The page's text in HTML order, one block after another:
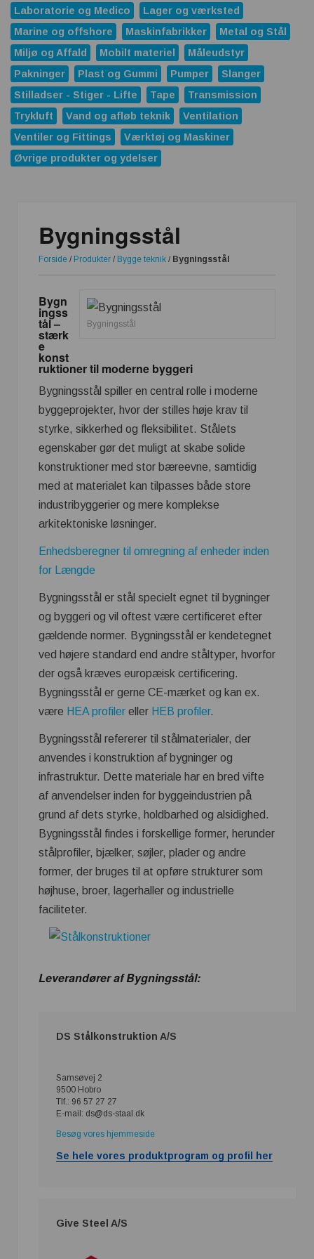
Laboratorie og Medico
Lager og værksted
Marine og offshore
Maskinfabrikker
Metal og Stål
Miljø og Affald
Mobilt materiel
Måleudstyr
Pakninger
Plast og Gummi Pumper
Slanger
Stilladser - Stiger - Lifte
Tape
Transmission
Trykluft
Vand og afløb teknik
Ventilation
Ventiler og Fittings
Værktøj og Maskiner
Øvrige produkter og ydelser
Bygningsstål
Forside / Produkter / Bygge teknik / Bygningsstål
Bygningsstål
Bygn
ingss
tål –
stærk
e
konst
ruktioner til moderne byggeri
Bygningsstål spiller en central rolle i moderne
byggeprojekter, hvor der stilles høje krav til
styrke, sikkerhed og fleksibilitet. Stålets
egenskaber gør det muligt at skabe solide
konstruktioner med stor bæreevne, samtidig
med at materialet kan tilpasses både store
industribyggerier og mere komplekse
arkitektoniske løsninger.
Enhedsberegner til omregning af enheder inden
for Længde
Bygningsstål er stål specielt egnet til bygninger
og byggeri og vil oftest være certificeret efter
gældende normer. Bygningsstål er kendetegnet
ved højere standard end andre ståltyper, hvorfor
der også kræves europæisk certificering.
Bygningsstål er gerne CE-mærket og kan ex.
være HEA profiler eller HEB profiler.
Bygningsstål refererer til stålmaterialer, der
anvendes i konstruktion af bygninger og
infrastruktur. Dette materiale har en bred vifte
af anvendelser inden for byggeindustrien på
grund af dets styrke, holdbarhed og alsidighed.
Bygningsstål findes i forskellige former, herunder
stålprofiler, bjælker, søjler, plader og andre
former, der bruges til at opføre strukturer som
højhuse, broer, lagerhaller og industrielle
faciliteter.
Leverandører af Bygningsstål:
DS Stålkonstruktion A/S
Samsøvej 2
9500 Hobro
Tlf.: 96 57 27 27
E-mail: ds@ds-staal.dk
Besøg vores hjemmeside
Se hele vores produktprogram og profil her
Give Steel A/S